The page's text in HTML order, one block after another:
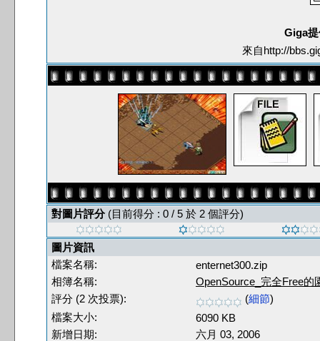
Giga
來自http://
對圖片評分(目前得分 : 0 / 5 於 2 個評分)
圖片資訊
檔案名稱:
enternet300.zip
相簿名稱:
OpenSource_完全Free的
評分 (2 次投票):
(細節)
檔案大小:
6090 KB
新增日期:
六月 03, 2006